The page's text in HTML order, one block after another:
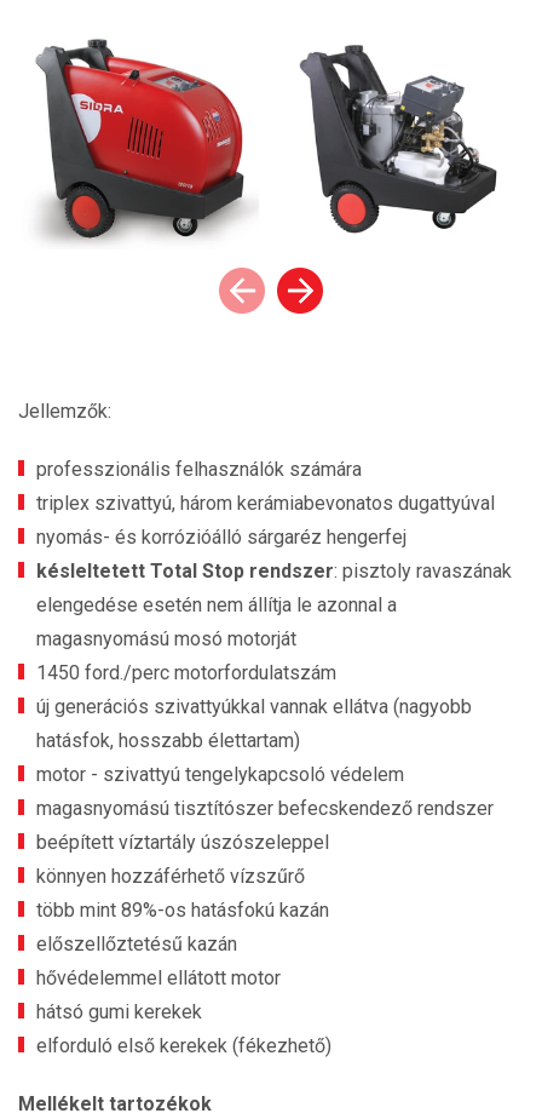
Jellemzők:
professzionális felhasználók számára
triplex szivattyú, három kerámiabevonatos dugattyúval
nyomás- és korrózióálló sárgaréz hengerfej
késleltetett Total Stop rendszer: pisztoly ravaszának
elengedése esetén nem állítja le azonnal a
magasnyomású mosó motorját
1450 ford./perc motorfordulatszám
új generációs szivattyúkkal vannak ellátva (nagyobb
hatásfok, hosszabb élettartam)
motor - szivattyú tengelykapcsoló védelem
magasnyomású tisztítószer befecskendező rendszer
beépített víztartály úszószeleppel
könnyen hozzáférhető vízszűrő
több mint 89%-os hatásfokú kazán
előszellőztetésű kazán
hővédelemmel ellátott motor
hátsó gumi kerekek
elforduló első kerekek (fékezhető)
Mellékelt tartozékok